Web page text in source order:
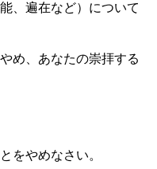
、遍在など）について
め、あなたの崇拝する
をやめなさい。